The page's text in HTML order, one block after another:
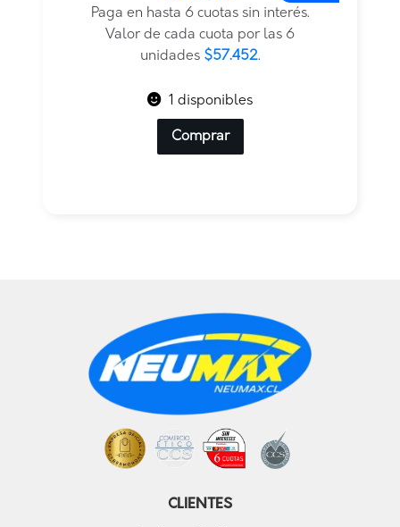
original
actual
Paga en hasta 6 cuotas sin interés.
Valor de cada cuota por las 6
unidades $57.452.
1 disponibles
Comprar
CLIENTES